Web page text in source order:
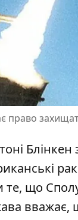
право
Блінкен
те, що
вважає,